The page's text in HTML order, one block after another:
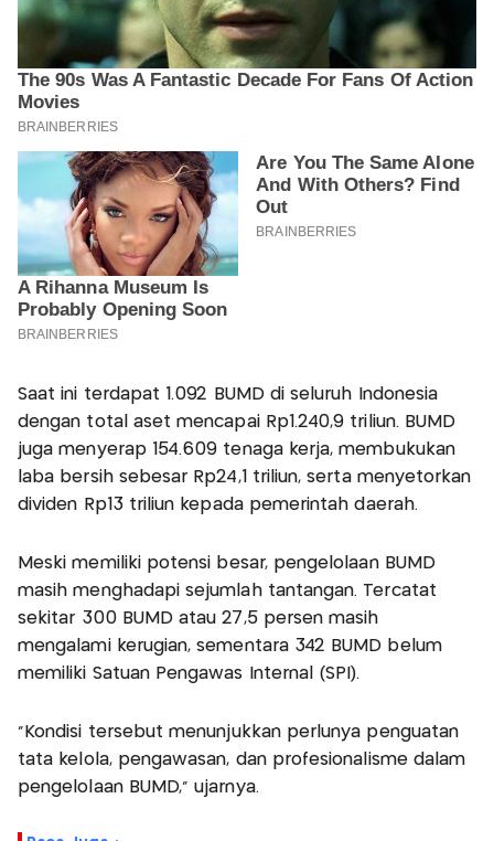
Saat ini terdapat 1.092 BUMD di seluruh Indonesia
dengan total aset mencapai Rp1.240,9 triliun. BUMD
juga menyerap 154.609 tenaga kerja, membukukan
laba bersih sebesar Rp24,1 triliun, serta menyetorkan
dividen Rp13 triliun kepada pemerintah daerah.
Meski memiliki potensi besar, pengelolaan BUMD
masih menghadapi sejumlah tantangan. Tercatat
sekitar 300 BUMD atau 27,5 persen masih
mengalami kerugian, sementara 342 BUMD belum
memiliki Satuan Pengawas Internal (SPI).
“Kondisi tersebut menunjukkan perlunya penguatan
tata kelola, pengawasan, dan profesionalisme dalam
pengelolaan BUMD,” ujarnya.